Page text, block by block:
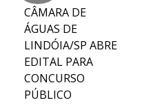
CÂMARA DE
ÁGUAS DE
LINDÓIA/SP ABRE
EDITAL PARA
CONCURSO
PÚBLICO